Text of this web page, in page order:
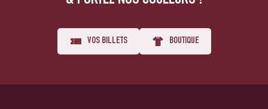
VOS BILLETS BOUTIQUE